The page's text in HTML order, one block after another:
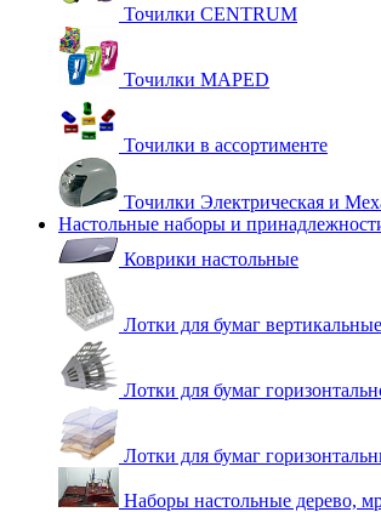
Точилки CENTRUM
Точилки MAPED
Точилки в ассортименте
Точилки Электрическая и
Настольные наборы и
Коврики настольные
Лотки для бумаг вертикальные
Лотки для бумаг
Лотки для бумаг
Наборы настольные дерево,